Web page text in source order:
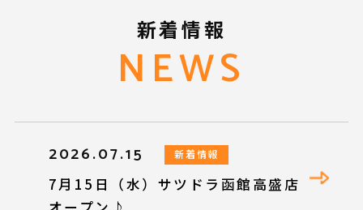
新着情報
NEWS
2026.07.15 新着情報
7月15日（水）サツドラ函館高盛店